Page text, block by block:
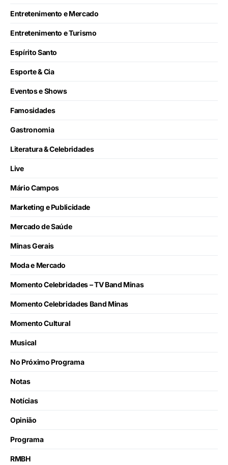
Entretenimento e Mercado
Entretenimento e Turismo
Espírito Santo
Esporte & Cia
Eventos e Shows
Famosidades
Gastronomia
Literatura & Celebridades
Live
Mário Campos
Marketing e Publicidade
Mercado de Saúde
Minas Gerais
Moda e Mercado
Momento Celebridades – TV Band Minas
Momento Celebridades Band Minas
Momento Cultural
Musical
No Próximo Programa
Notas
Notícias
Opinião
Programa
RMBH